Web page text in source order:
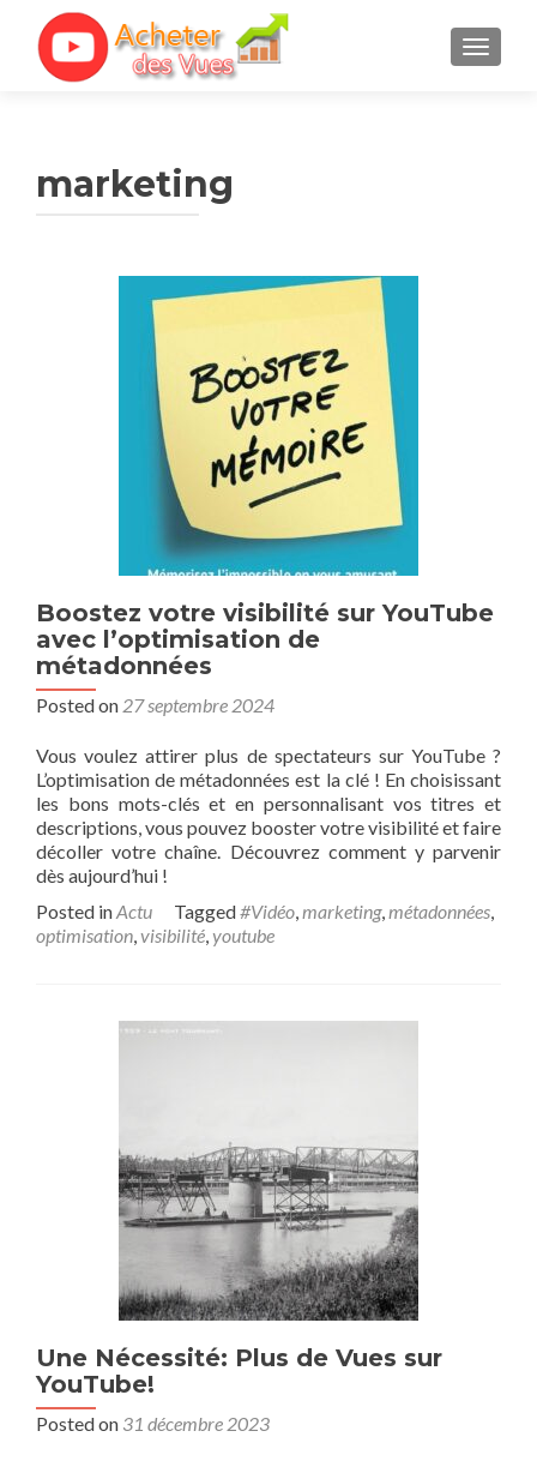
marketing
Boostez votre visibilité sur YouTube
avec l’optimisation de
métadonnées
Posted on 27 septembre 2024
Vous voulez attirer plus de spectateurs sur YouTube ?
L’optimisation de métadonnées est la clé ! En choisissant
les bons mots-clés et en personnalisant vos titres et
descriptions, vous pouvez booster votre visibilité et faire
décoller votre chaîne. Découvrez comment y parvenir
dès aujourd’hui !
Posted inActu Tagged#Vidéo,marketing,métadonnées,
optimisation,visibilité,youtube
Une Nécessité: Plus de Vues sur
YouTube!
Posted on 31 décembre 2023